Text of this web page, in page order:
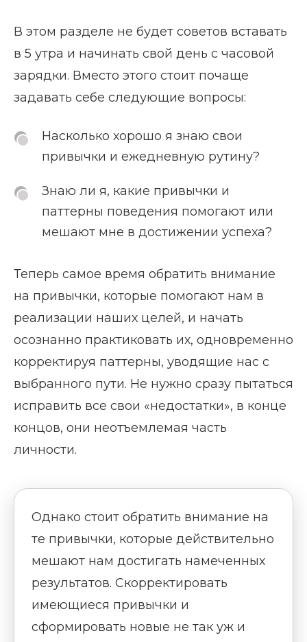
В этом разделе не будет советов вставать
в 5 утра и начинать свой день с часовой
зарядки. Вместо этого стоит почаще
задавать себе следующие вопросы:
Насколько хорошо я знаю свои
привычки и ежедневную рутину?
Знаю ли я, какие привычки и
паттерны поведения помогают или
мешают мне в достижении успеха?
Теперь самое время обратить внимание
на привычки, которые помогают нам в
реализации наших целей, и начать
осознанно практиковать их, одновременно
корректируя паттерны, уводящие нас с
выбранного пути. Не нужно сразу пытаться
исправить все свои «недостатки», в конце
концов, они неотъемлемая часть
личности.
Однако стоит обратить внимание на
те привычки, которые действительно
мешают нам достигать намеченных
результатов. Скорректировать
имеющиеся привычки и
сформировать новые не так уж и